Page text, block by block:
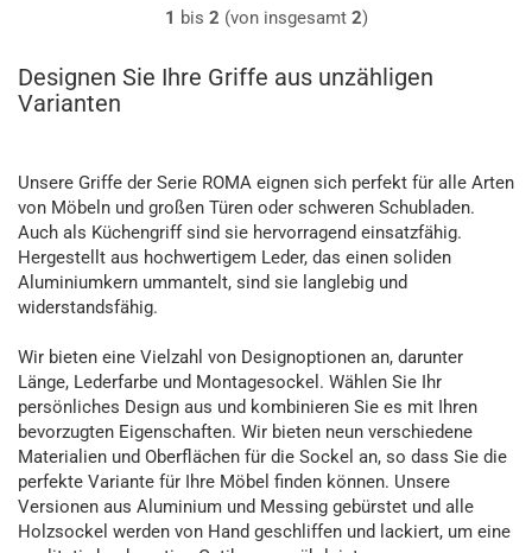
1 bis 2 (von insgesamt 2)
Designen Sie Ihre Griffe aus unzähligen
Varianten
Unsere Griffe der Serie ROMA eignen sich perfekt für alle Arten
von Möbeln und großen Türen oder schweren Schubladen.
Auch als Küchengriff sind sie hervorragend einsatzfähig.
Hergestellt aus hochwertigem Leder, das einen soliden
Aluminiumkern ummantelt, sind sie langlebig und
widerstandsfähig.
Wir bieten eine Vielzahl von Designoptionen an, darunter
Länge, Lederfarbe und Montagesockel. Wählen Sie Ihr
persönliches Design aus und kombinieren Sie es mit Ihren
bevorzugten Eigenschaften. Wir bieten neun verschiedene
Materialien und Oberflächen für die Sockel an, so dass Sie die
perfekte Variante für Ihre Möbel finden können. Unsere
Versionen aus Aluminium und Messing gebürstet und alle
Holzsockel werden von Hand geschliffen und lackiert, um eine